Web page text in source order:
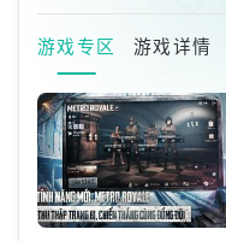
游戏专区 游戏详情